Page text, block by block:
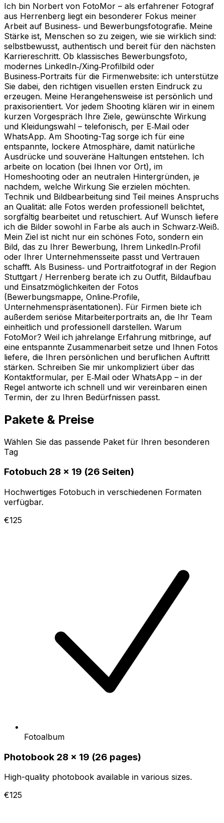
Ich bin Norbert von FotoMor – als erfahrener Fotograf
aus Herrenberg liegt ein besonderer Fokus meiner
Arbeit auf Business‑ und Bewerbungsfotografie. Meine
Stärke ist, Menschen so zu zeigen, wie sie wirklich sind:
selbstbewusst, authentisch und bereit für den nächsten
Karriereschritt. Ob klassisches Bewerbungsfoto,
modernes LinkedIn‑/Xing‑Profilbild oder
Business‑Portraits für die Firmenwebsite: ich unterstütze
Sie dabei, den richtigen visuellen ersten Eindruck zu
erzeugen. Meine Herangehensweise ist persönlich und
praxisorientiert. Vor jedem Shooting klären wir in einem
kurzen Vorgespräch Ihre Ziele, gewünschte Wirkung
und Kleidungswahl – telefonisch, per E‑Mail oder
WhatsApp. Am Shooting-Tag sorge ich für eine
entspannte, lockere Atmosphäre, damit natürliche
Ausdrücke und souveräne Haltungen entstehen. Ich
arbeite on location (bei Ihnen vor Ort), im
Homeshooting oder an neutralen Hintergründen, je
nachdem, welche Wirkung Sie erzielen möchten.
Technik und Bildbearbeitung sind Teil meines Anspruchs
an Qualität: alle Fotos werden professionell belichtet,
sorgfältig bearbeitet und retuschiert. Auf Wunsch liefere
ich die Bilder sowohl in Farbe als auch in Schwarz‑Weiß.
Mein Ziel ist nicht nur ein schönes Foto, sondern ein
Bild, das zu Ihrer Bewerbung, Ihrem LinkedIn‑Profil
oder Ihrer Unternehmensseite passt und Vertrauen
schafft. Als Business‑ und Portraitfotograf in der Region
Stuttgart / Herrenberg berate ich zu Outfit, Bildaufbau
und Einsatzmöglichkeiten der Fotos
(Bewerbungsmappe, Online‑Profile,
Unternehmenspräsentationen). Für Firmen biete ich
außerdem seriöse Mitarbeiterportraits an, die Ihr Team
einheitlich und professionell darstellen. Warum
FotoMor? Weil ich jahrelange Erfahrung mitbringe, auf
eine entspannte Zusammenarbeit setze und Ihnen Fotos
liefere, die Ihren persönlichen und beruflichen Auftritt
stärken. Schreiben Sie mir unkompliziert über das
Kontaktformular, per E‑Mail oder WhatsApp – in der
Regel antworte ich schnell und wir vereinbaren einen
Termin, der zu Ihren Bedürfnissen passt.
Pakete & Preise
Wählen Sie das passende Paket für Ihren besonderen
Tag
Fotobuch 28 x 19 (26 Seiten)
Hochwertiges Fotobuch in verschiedenen Formaten
verfügbar.
€125
Fotoalbum
Photobook 28 x 19 (26 pages)
High-quality photobook available in various sizes.
€125